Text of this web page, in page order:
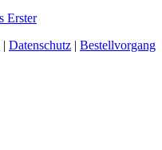
Erster
| Datenschutz | Bestellvorgang